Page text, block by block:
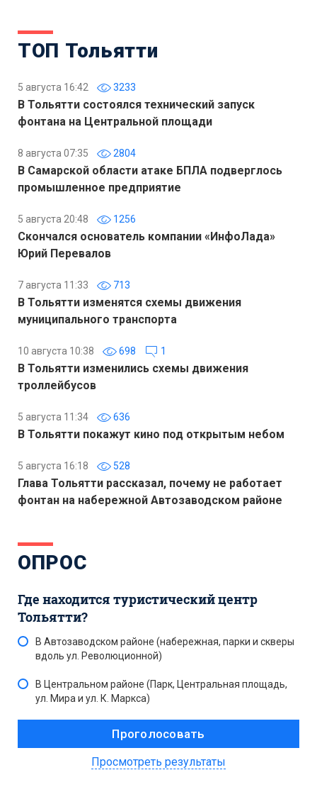
ТОП Тольятти
5 августа 16:42 3233
В Тольятти состоялся технический запуск
фонтана на Центральной площади
8 августа 07:35 2804
В Самарской области атаке БПЛА подверглось
промышленное предприятие
5 августа 20:48 1256
Скончался основатель компании «ИнфоЛада»
Юрий Перевалов
7 августа 11:33 713
В Тольятти изменятся схемы движения
муниципального транспорта
10 августа 10:38 698 1
В Тольятти изменились схемы движения
троллейбусов
5 августа 11:34 636
В Тольятти покажут кино под открытым небом
5 августа 16:18 528
Глава Тольятти рассказал, почему не работает
фонтан на набережной Автозаводском районе
ОПРОС
Где находится туристический центр
Тольятти?
В Автозаводском районе (набережная, парки и скверы
вдоль ул. Революционной)
В Центральном районе (Парк, Центральная площадь,
ул. Мира и ул. К. Маркса)
Просмотреть результаты